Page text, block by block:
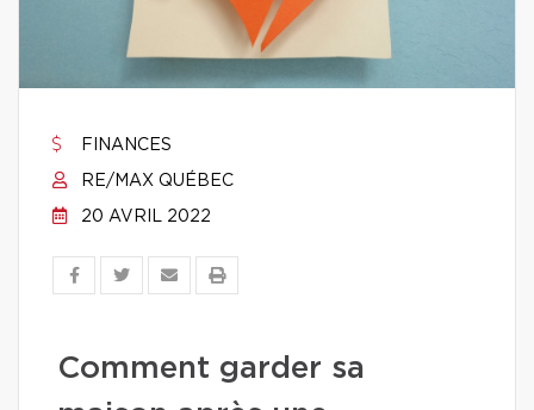
FINANCES
RE/MAX QUÉBEC
20 AVRIL 2022
Comment garder sa